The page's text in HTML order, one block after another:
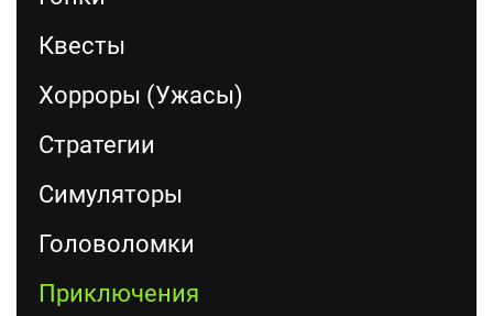
Квесты
Хорроры (Ужасы)
Стратегии
Симуляторы
Головоломки
Приключения